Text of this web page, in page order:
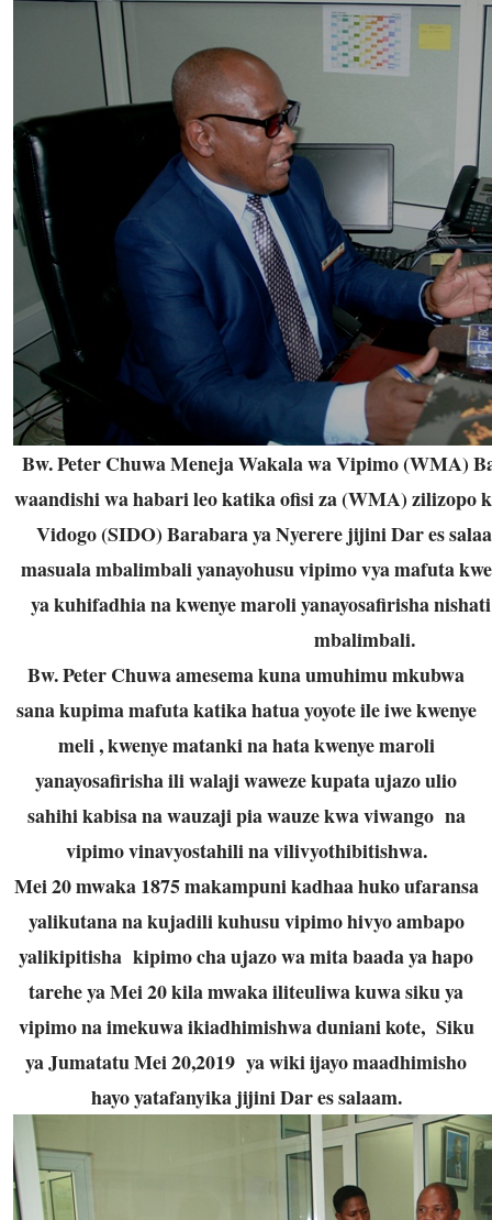
Bw. Peter Chuwa Meneja Wakala wa Vipimo (WMA)
waandishi wa habari leo katika ofisi za (WMA) zilizopo
Vidogo (SIDO) Barabara ya Nyerere jijini Dar es
masuala mbalimbali yanayohusu vipimo vya mafuta
ya kuhifadhia na kwenye maroli yanayosafirisha
mbalimbali.
Bw. Peter Chuwa amesema kuna umuhimu mkubwa
sana kupima mafuta katika hatua yoyote ile iwe kwenye
meli , kwenye matanki na hata kwenye maroli
yanayosafirisha ili walaji waweze kupata ujazo ulio
sahihi kabisa na wauzaji pia wauze kwa viwango na
vipimo vinavyostahili na vilivyothibitishwa.
Mei 20 mwaka 1875 makampuni kadhaa huko ufaransa
yalikutana na kujadili kuhusu vipimo hivyo ambapo
yalikipitisha kipimo cha ujazo wa mita baada ya hapo
tarehe ya Mei 20 kila mwaka iliteuliwa kuwa siku ya
vipimo na imekuwa ikiadhimishwa duniani kote, Siku
ya Jumatatu Mei 20,2019 ya wiki ijayo maadhimisho
hayo yatafanyika jijini Dar es salaam.